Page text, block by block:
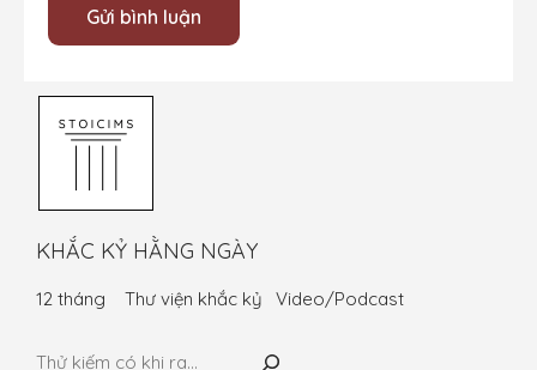
KHẮC KỶ HẰNG NGÀY
12 tháng Thư viện khắc kỷ Video/Podcast
Tìm